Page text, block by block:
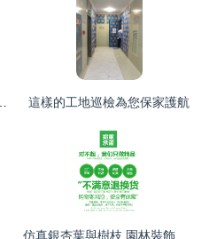
這樣的工地巡檢為您保家護航